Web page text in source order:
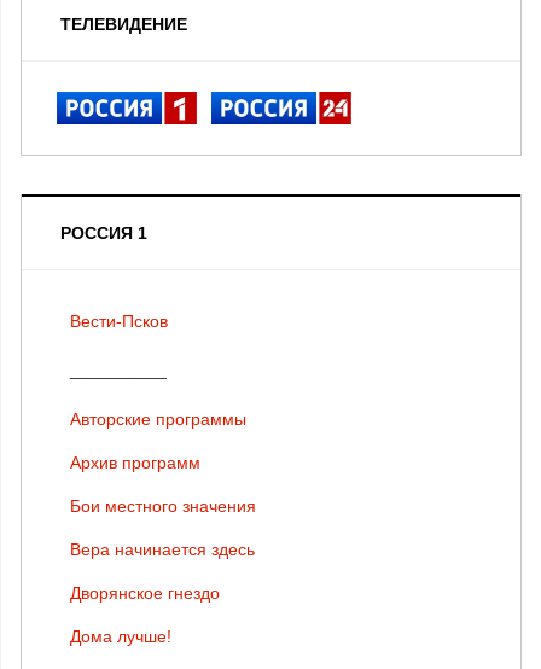
ТЕЛЕВИДЕНИЕ
РОССИЯ 1
Вести-Псков
Авторские программы
Архив программ
Бои местного значения
Вера начинается здесь
Дворянское гнездо
Дома лучше!